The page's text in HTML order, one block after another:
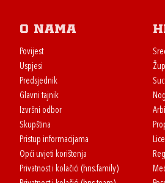
O nama
Povijest
Uspjesi
Predsjednik
Glavni tajnik
Izvršni odbor
Skupština
Pristup informacijama
Opći uvjeti korištenja
Privatnost i kolačići (hns.family)
Suci